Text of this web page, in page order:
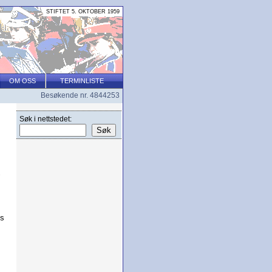
STIFTET 5. OKTOBER 1959
OM OSS TERMINLISTE
Besøkende nr. 4844253
Søk i nettstedet: